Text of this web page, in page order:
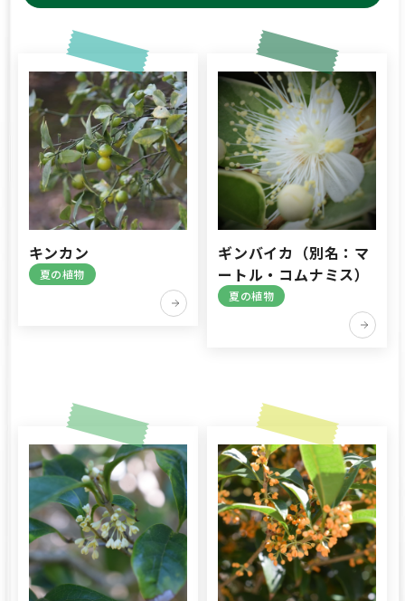
キンカン
夏の植物
ギンバイカ（別名：マ
ートル・コムナミス）
夏の植物